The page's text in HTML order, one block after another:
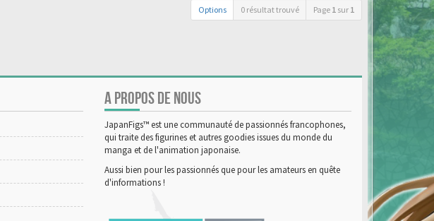
Options 0 résultat trouvé Page 1 sur 1
A PROPOS DE NOUS
JapanFigs™ est une communauté de passionnés francophones,
qui traite des figurines et autres goodies issues du monde du
manga et de l'animation japonaise.
Aussi bien pour les passionnés que pour les amateurs en quête
d'informations !